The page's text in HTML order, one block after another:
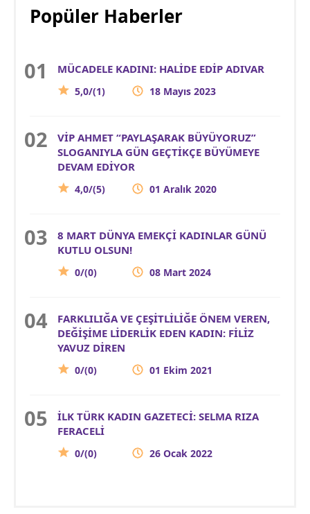
Popüler Haberler
MÜCADELE KADINI: HALİDE EDİP ADIVAR
5,0/(1) 18 Mayıs 2023
VİP AHMET “PAYLAŞARAK BÜYÜYORUZ”
SLOGANIYLA GÜN GEÇTİKÇE BÜYÜMEYE
DEVAM EDİYOR
4,0/(5) 01 Aralık 2020
8 MART DÜNYA EMEKÇİ KADINLAR GÜNÜ
KUTLU OLSUN!
0/(0) 08 Mart 2024
FARKLILIĞA VE ÇEŞİTLİLİĞE ÖNEM VEREN,
DEĞİŞİME LİDERLİK EDEN KADIN: FİLİZ
YAVUZ DİREN
0/(0) 01 Ekim 2021
İLK TÜRK KADIN GAZETECİ: SELMA RIZA
FERACELİ
0/(0) 26 Ocak 2022